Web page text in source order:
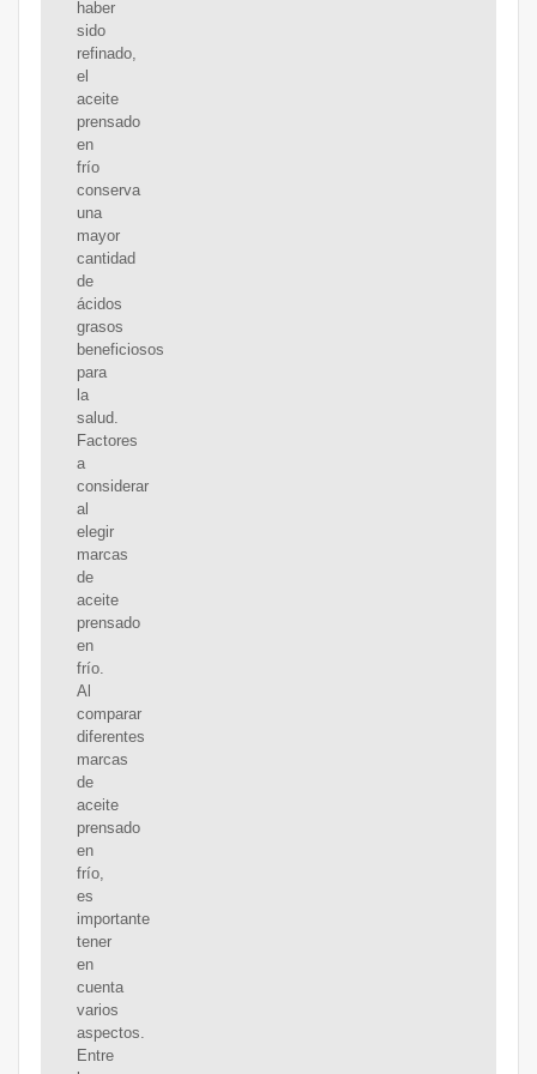
haber
sido
refinado,
el
aceite
prensado
en
frío
conserva
una
mayor
cantidad
de
ácidos
grasos
beneficiosos
para
la
salud.
Factores
a
considerar
al
elegir
marcas
de
aceite
prensado
en
frío.
Al
comparar
diferentes
marcas
de
aceite
prensado
en
frío,
es
importante
tener
en
cuenta
varios
aspectos.
Entre